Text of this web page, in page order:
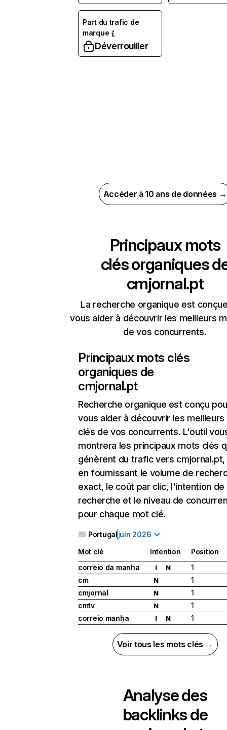
Part du trafic de
marque
Déverrouiller
Accéder à 10 ans de données →
Principaux mots
clés organiques
cmjornal.pt
La recherche organique est
vous aider à découvrir les meilleurs
de vos concurrents.
Principaux mots clés
organiques de
cmjornal.pt
Recherche organique est conçu
vous aider à découvrir les
clés de vos concurrents. L'outil
montrera les principaux mots clés
génèrent du trafic vers
en fournissant le volume de
exact, le coût par clic, l'intention de
recherche et le niveau de
pour chaque mot clé.
Portugaljuin 2026
Mot clé Intention
Position
correio da manha
I N
1
cm
N
1
cmjornal
N
1
cmtv
N
1
correio manha
I N 1
Voir tous les mots clés →
Analyse des
backlinks de